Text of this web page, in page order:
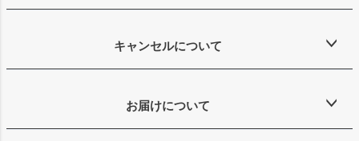
キャンセルについて
お届けについて